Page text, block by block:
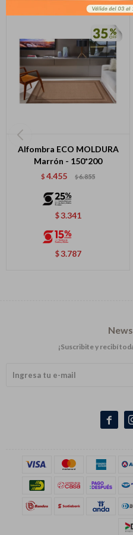
Alfombra ECO MOLDURA
Marrón - 150*200
$ 4.455 $6.855
$3.341
$3.787

¡Suscribite y recibí
Día Mes
* sujeto a aprobación
puede